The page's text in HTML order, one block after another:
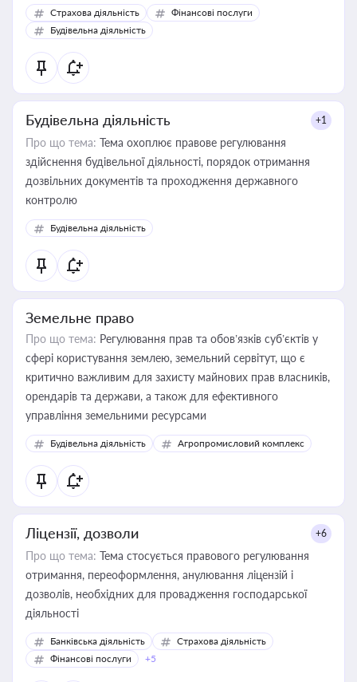
корисне для власника бізнесу, керівника, юриста або
бухгалтера під час оподаткування, приватизації, оренди
державного майна, корпоративних угод і перевірки
статусу суб'єктів оціночної діяльності
Страхова діяльність
Фінансові послуги
Будівельна діяльність
Будівельна діяльність +1
Про що тема: Тема охоплює правове регулювання
здійснення будівельної діяльності, порядок отримання
дозвільних документів та проходження державного
контролю
Будівельна діяльність
Земельне право
Про що тема: Регулювання прав та обов’язків суб’єктів у
сфері користування землею, земельний сервітут, що є
критично важливим для захисту майнових прав власників,
орендарів та держави, а також для ефективного
управління земельними ресурсами
Будівельна діяльність Агропромисловий комплекс
Ліцензії, дозволи +6
Про що тема: Тема стосується правового регулювання
отримання, переоформлення, анулювання ліцензій і
дозволів, необхідних для провадження господарської
діяльності
Банківська діяльність
Страхова діяльність
Фінансові послуги
+5